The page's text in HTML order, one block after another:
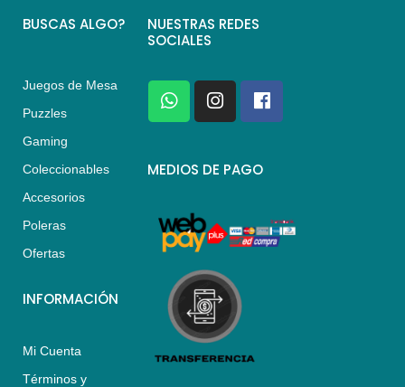
BUSCAS ALGO?
Juegos de Mesa
Puzzles
Gaming
Coleccionables
Accesorios
Poleras
Ofertas
INFORMACIÓN
Mi Cuenta
Términos y
NUESTRAS REDES
SOCIALES
W
h
a
s
p
I
n
s
a
a
m
F
a
c
b
k
MEDIOS DE PAGO